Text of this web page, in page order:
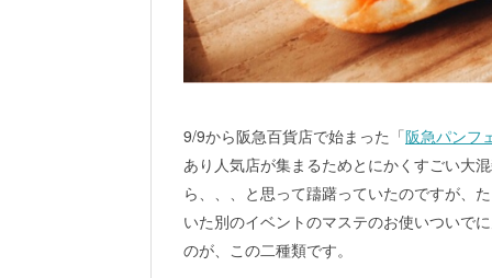
9/9から阪急百貨店で始まった「阪急パンフ
あり人気店が集まるためとにかくすごい大
ら、、、と思って躊躇っていたのですが、
いた別のイベントのマステのお使いついで
のが、この二種類です。